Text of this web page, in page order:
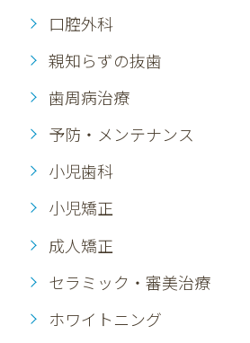
口腔外科
親知らずの抜歯
歯周病治療
予防・メンテナンス
小児歯科
小児矯正
成人矯正
セラミック・審美治療
ホワイトニング